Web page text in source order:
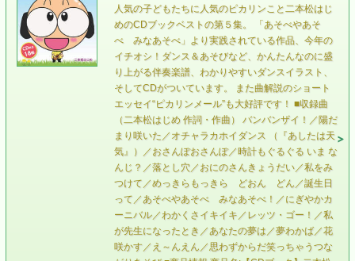
人気の子どもたちに人気のピカリンこと二本松はじ
めのCDブックベストの第５集。 「あそべやあそ
べ みなあそべ」より実践されている作品、今年の
イチオシ！ダンス＆あそびなど、かんたんなのに盛
り上がる伴奏楽譜、わかりやすいダンスイラスト、
そしてCDがついています。 また曲解説のショート
エッセイ“ピカリンメール”も大好評です！ ■収録曲
（二本松はじめ 作詞・作曲） バンバンザイ！／陽だ
まり咲いた／オチャラカホイダンス （『あしたは天
気』）／おさんぽおさんぽ／時計もぐるぐる いま な
んじ？／落とし穴／おにのさんきょうだい／私をみ
つけて／めっきらもっきら どおん どん／誕生日
って／あそべやあそべ みなあそべ！／にぎやかカ
ーニバル／わかくさイキイキ／レッツ・ゴー！／私
が先生になったとき／あなたの夢は／夢わかば／花
咲かす／え～んえん／思わずからだ笑っちゃうつな